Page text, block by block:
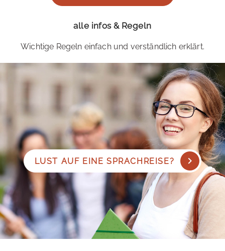
alle infos & Regeln
Wichtige Regeln einfach und verständlich erklärt.
LUST AUF EINE SPRACHREISE?